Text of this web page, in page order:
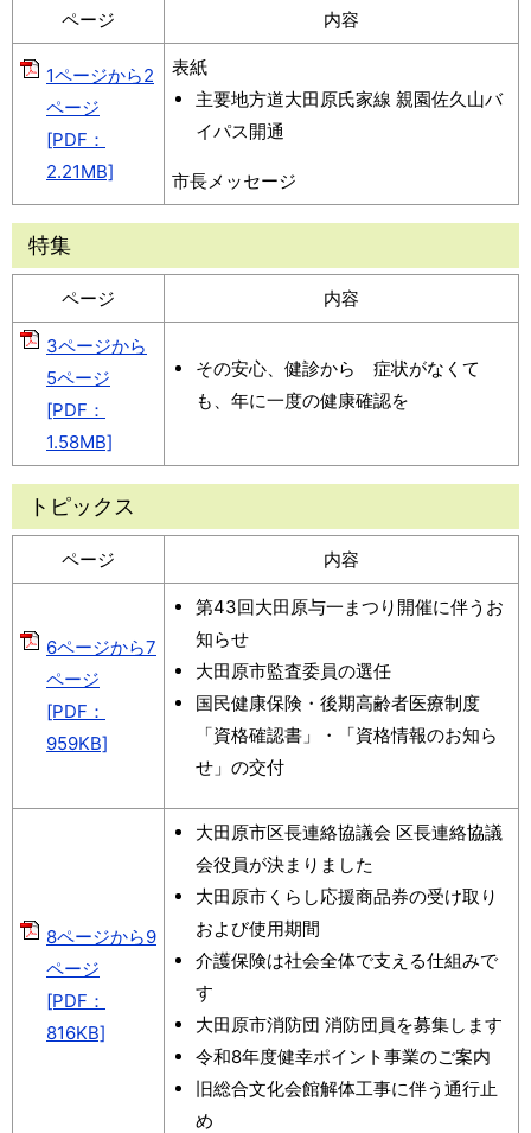
ページ 内容
1ページから2
ページ
[PDF：
2.21MB]
表紙
主要地方道大田原氏家線 親園佐久山バ
イパス開通
市長メッセージ
特集
ページ 内容
3ページから
5ページ
[PDF：
1.58MB]
その安心、健診から 症状がなくて
も、年に一度の健康確認を
トピックス
ページ 内容
6ページから7
ページ
[PDF：
959KB]
第43回大田原与一まつり開催に伴うお
知らせ
大田原市監査委員の選任
国民健康保険・後期高齢者医療制度
「資格確認書」・「資格情報のお知ら
せ」の交付
8ページから9
ページ
[PDF：
816KB]
大田原市区長連絡協議会 区長連絡協議
会役員が決まりました
大田原市くらし応援商品券の受け取り
および使用期間
介護保険は社会全体で支える仕組みで
す
大田原市消防団 消防団員を募集します
令和8年度健幸ポイント事業のご案内
旧総合文化会館解体工事に伴う通行止
め